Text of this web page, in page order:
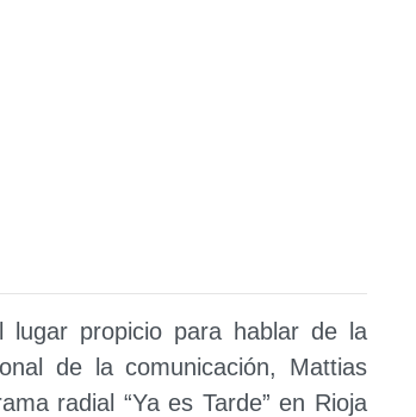
lugar propicio para hablar de la
de la comunicación, Mattias
radial “Ya es Tarde” en Rioja